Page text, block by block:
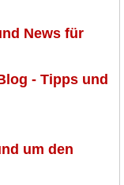
News für
- Tipps und
um den